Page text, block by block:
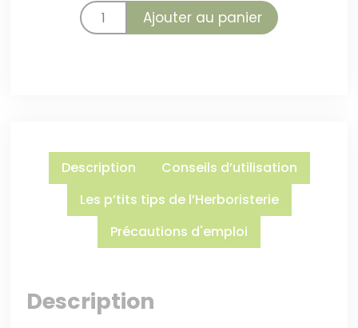
Ajouter au panier
Description
Conseils d’utilisation
Les p’tits tips de l’Herboristerie
Précautions d'emploi
Description